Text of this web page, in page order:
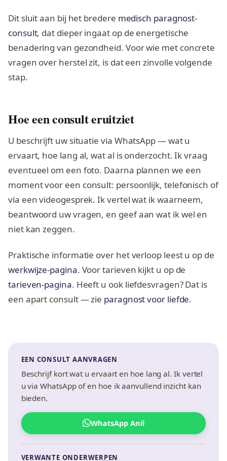
Dit sluit aan bij het bredere medisch paragnost-
consult, dat dieper ingaat op de energetische
benadering van gezondheid. Voor wie met concrete
vragen over herstel zit, is dat een zinvolle volgende
stap.
Hoe een consult eruitziet
U beschrijft uw situatie via WhatsApp — wat u
ervaart, hoe lang al, wat al is onderzocht. Ik vraag
eventueel om een foto. Daarna plannen we een
moment voor een consult: persoonlijk, telefonisch of
via een videogesprek. Ik vertel wat ik waarneem,
beantwoord uw vragen, en geef aan wat ik wel en
niet kan zeggen.
Praktische informatie over het verloop leest u op de
werkwijze-pagina. Voor tarieven kijkt u op de
tarieven-pagina. Heeft u ook liefdesvragen? Dat is
een apart consult — zie paragnost voor liefde.
EEN CONSULT AANVRAGEN
Beschrijf kort wat u ervaart en hoe lang al. Ik vertel
u via WhatsApp of en hoe ik aanvullend inzicht kan
bieden.
WhatsApp Anil
VERWANTE ONDERWERPEN